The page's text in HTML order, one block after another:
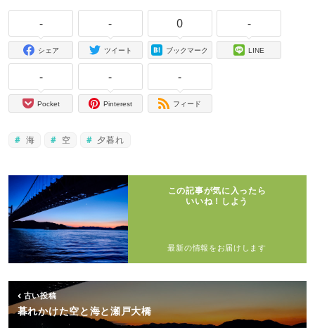
-
シェア
-
ツイート
0
ブックマーク
-
LINE
-
Pocket
-
Pinterest
-
フィード
海 空 夕暮れ
この記事が気に入ったら
いいね！しよう
最新の情報をお届けします
古い投稿
暮れかけた空と海と瀬戸大橋